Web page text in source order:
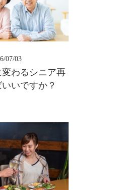
07/03
わるシニア再
いですか？